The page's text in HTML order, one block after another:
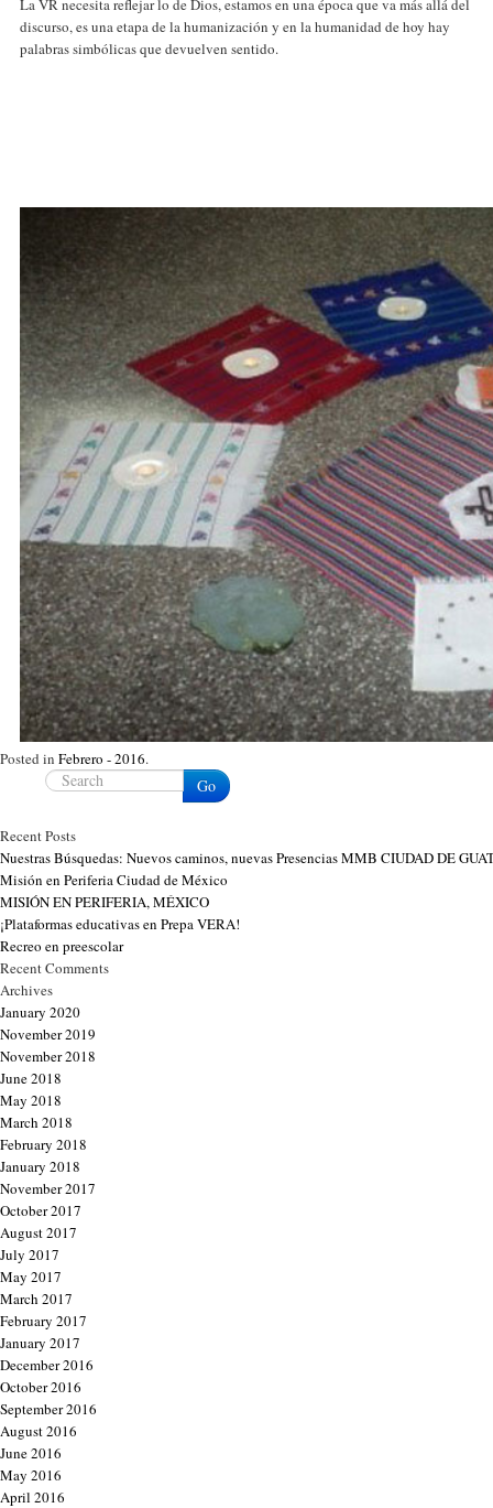
La VR necesita reflejar lo de Dios, estamos en una época que va más allá del
discurso, es una etapa de la humanización y en la humanidad de hoy hay
palabras simbólicas que devuelven sentido.
Posted in Febrero - 2016.
Go
Recent Posts
Nuestras Búsquedas: Nuevos caminos, nuevas Presencias MMB CIUDAD DE
Misión en Periferia Ciudad de México
MISIÓN EN PERIFERIA, MÉXICO
¡Plataformas educativas en Prepa VERA!
Recreo en preescolar
Recent Comments
Archives
January 2020
November 2019
November 2018
June 2018
May 2018
March 2018
February 2018
January 2018
November 2017
October 2017
August 2017
July 2017
May 2017
March 2017
February 2017
January 2017
December 2016
October 2016
September 2016
August 2016
June 2016
May 2016
April 2016